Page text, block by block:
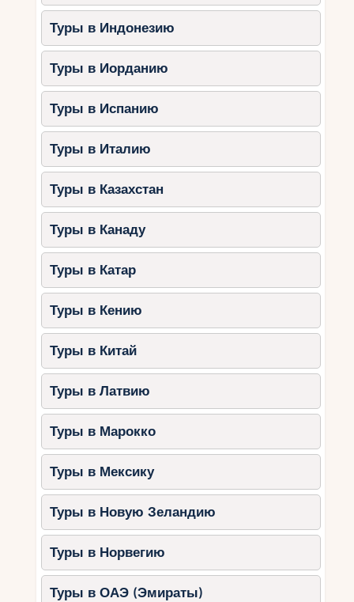
Туры в Индонезию
Туры в Иорданию
Туры в Испанию
Туры в Италию
Туры в Казахстан
Туры в Канаду
Туры в Катар
Туры в Кению
Туры в Китай
Туры в Латвию
Туры в Марокко
Туры в Мексику
Туры в Новую Зеландию
Туры в Норвегию
Туры в ОАЭ (Эмираты)